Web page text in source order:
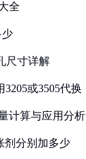
全
少
尺寸详解
或3505代换
计算与应用分析
剂分别加多少